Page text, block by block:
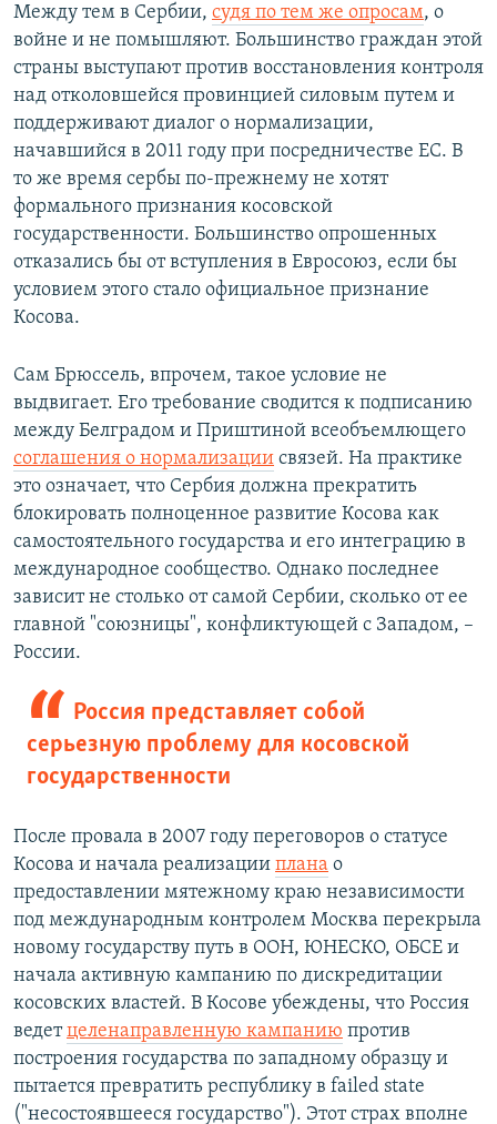
Между тем в Сербии, судя по тем же опросам, о
войне и не помышляют. Большинство граждан этой
страны выступают против восстановления контроля
над отколовшейся провинцией силовым путем и
поддерживают диалог о нормализации,
начавшийся в 2011 году при посредничестве ЕС. В
то же время сербы по-прежнему не хотят
формального признания косовской
государственности. Большинство опрошенных
отказались бы от вступления в Евросоюз, если бы
условием этого стало официальное признание
Косова.
Сам Брюссель, впрочем, такое условие не
выдвигает. Его требование сводится к подписанию
между Белградом и Приштиной всеобъемлющего
соглашения о нормализации связей. На практике
это означает, что Сербия должна прекратить
блокировать полноценное развитие Косова как
самостоятельного государства и его интеграцию в
международное сообщество. Однако последнее
зависит не столько от самой Сербии, сколько от ее
главной "союзницы", конфликтующей с Западом, –
России.
Россия представляет собой
серьезную проблему для косовской
государственности
После провала в 2007 году переговоров о статусе
Косова и начала реализации плана о
предоставлении мятежному краю независимости
под международным контролем Москва перекрыла
новому государству путь в ООН, ЮНЕСКО, ОБСЕ и
начала активную кампанию по дискредитации
косовских властей. В Косове убеждены, что Россия
ведетцеленаправленную кампанию против
построения государства по западному образцу и
пытается превратить республику в failed state
("несостоявшееся государство"). Этот страх вполне